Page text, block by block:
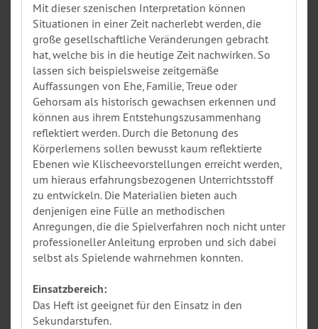
Mit dieser szenischen Interpretation können
Situationen in einer Zeit nacherlebt werden, die
große gesellschaftliche Veränderungen gebracht
hat, welche bis in die heutige Zeit nachwirken. So
lassen sich beispielsweise zeitgemäße
Auffassungen von Ehe, Familie, Treue oder
Gehorsam als historisch gewachsen erkennen und
können aus ihrem Entstehungszusammenhang
reflektiert werden. Durch die Betonung des
Körperlernens sollen bewusst kaum reflektierte
Ebenen wie Klischeevorstellungen erreicht werden,
um hieraus erfahrungsbezogenen Unterrichtsstoff
zu entwickeln. Die Materialien bieten auch
denjenigen eine Fülle an methodischen
Anregungen, die die Spielverfahren noch nicht unter
professioneller Anleitung erproben und sich dabei
selbst als Spielende wahrnehmen konnten.
Einsatzbereich:
Das Heft ist geeignet für den Einsatz in den
Sekundarstufen.